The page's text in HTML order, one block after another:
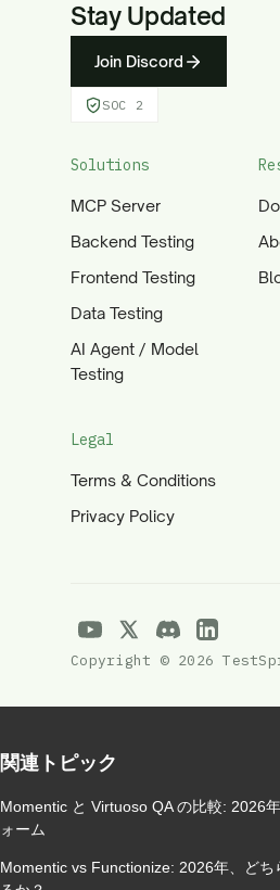
Stay Updated
Join Discord
SOC 2
Solutions
MCP Server
Backend Testing
Frontend Testing
Data Testing
AI Agent / Model
Testing
Legal
Terms & Conditions
Privacy Policy
Copyright © 2026
関連トピック
Momentic と Virtuoso QA の比較: 2026
ォーム
Momentic vs Functionize: 2026年、ど